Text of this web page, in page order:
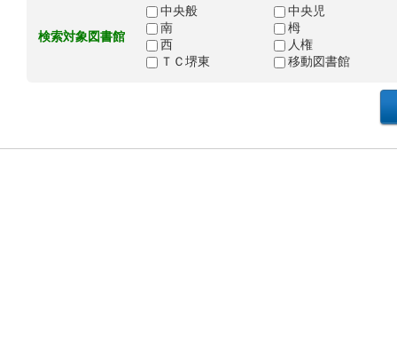
検索対象図書館
中央般
中央児
南
栂
西
人権
ＴＣ堺東
移動図書館